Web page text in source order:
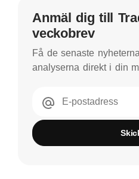
Anmäl dig till
veckobrev
Få de senaste
analyserna direkt i din
E-postadress